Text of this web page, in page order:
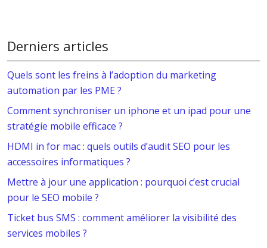
Derniers articles
Quels sont les freins à l’adoption du marketing
automation par les PME ?
Comment synchroniser un iphone et un ipad pour une
stratégie mobile efficace ?
HDMI in for mac : quels outils d’audit SEO pour les
accessoires informatiques ?
Mettre à jour une application : pourquoi c’est crucial
pour le SEO mobile ?
Ticket bus SMS : comment améliorer la visibilité des
services mobiles ?